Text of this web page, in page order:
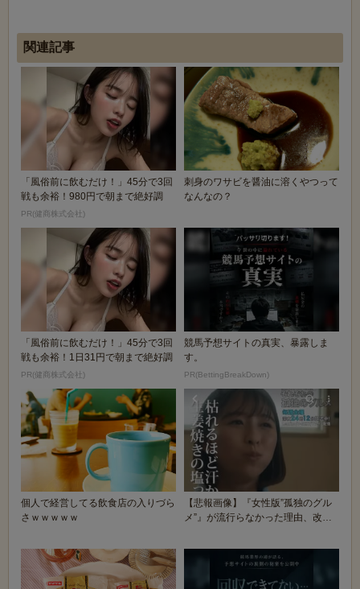
関連記事
「風俗前に飲むだけ！」45分で3回
戦も余裕！980円で朝まで絶好調
PR(健商株式会社)
刺身のワサビを醤油に溶くやつって
なんなの？
「風俗前に飲むだけ！」45分で3回
戦も余裕！1日31円で朝まで絶好調
PR(健商株式会社)
競馬予想サイトの真実、暴露しま
す。
PR(BettingBreakDown)
個人で経営してる飲食店の入りづら
さｗｗｗｗｗ
【悲報画像】『女性版”孤独のグル
メ”』が流行らなかった理由、改め